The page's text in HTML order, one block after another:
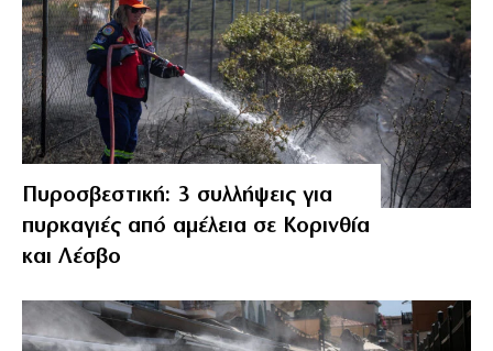
Πυροσβεστική: 3 συλλήψεις για
πυρκαγιές από αμέλεια σε Κορινθία
και Λέσβο